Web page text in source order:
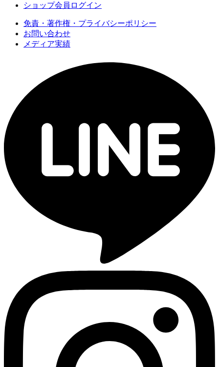
ショップ会員ログイン
免責・著作権・プライバシーポリシー
お問い合わせ
メディア実績